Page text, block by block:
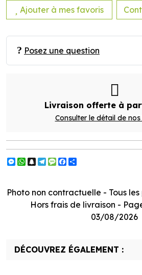
Ajouter à mes favoris
Posez une question
Livraison offerte à
Consulter le détail de
Messenger
WhatsApp
Snapchat
Telegram
Message
Facebook
Photo non contractuelle - Tous
Hors frais de livraison -
03/08/2026
DÉCOUVREZ ÉGALEMENT :